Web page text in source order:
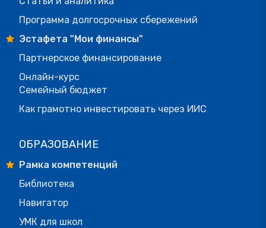
Программа долгосрочных сбережений
Эстафета "Мои финансы"
Партнерское финансирование
Онлайн-курс
Семейный бюджет
Как грамотно инвестировать через ИИС
ОБРАЗОВАНИЕ
Рамка компетенций
Библиотека
Навигатор
УМК для школ